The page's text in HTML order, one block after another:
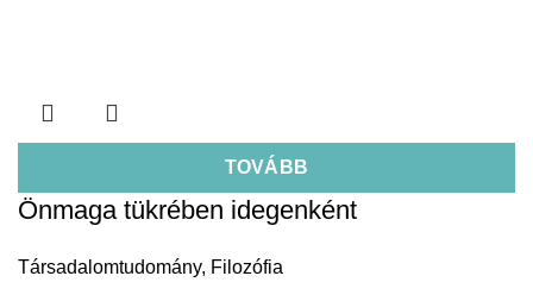
TOVÁBB
Önmaga tükrében idegenként
Társadalomtudomány, Filozófia